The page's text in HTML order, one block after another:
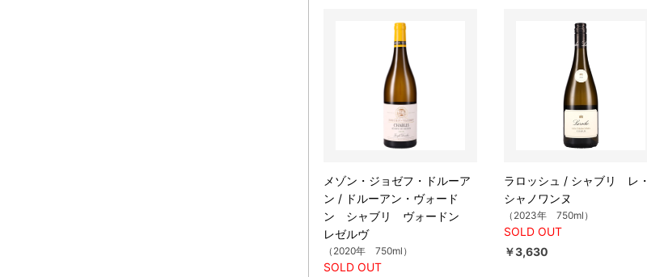
メゾン・ジョゼフ・ドルーア
ン / ドルーアン・ヴォード
ン シャブリ ヴォードン
レゼルヴ
（2020年 750ml）
SOLD OUT
ラロッシュ / シャブリ レ・
シャノワンヌ
（2023年 750ml）
SOLD OUT
￥3,630